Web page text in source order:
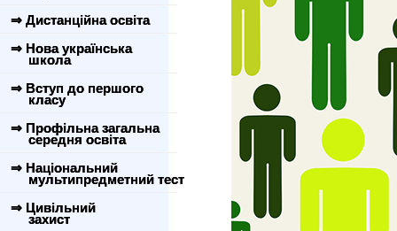
⇒ Дистанційна освіта
⇒ Нова українська
школа
⇒ Вступ до першого
класу
⇒ Профільна загальна
середня освіта
⇒ Національний
мультипредметний тест
⇒ Цивільний
захист